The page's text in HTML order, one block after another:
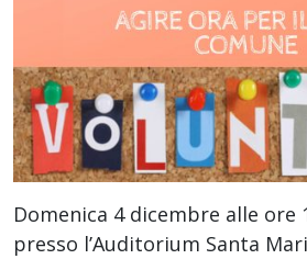
Domenica 4 dicembre alle ore
presso l’Auditorium Santa